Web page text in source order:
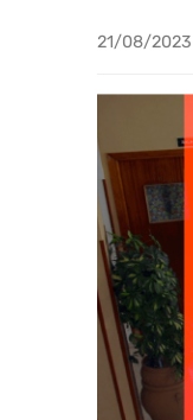
21/08/2023